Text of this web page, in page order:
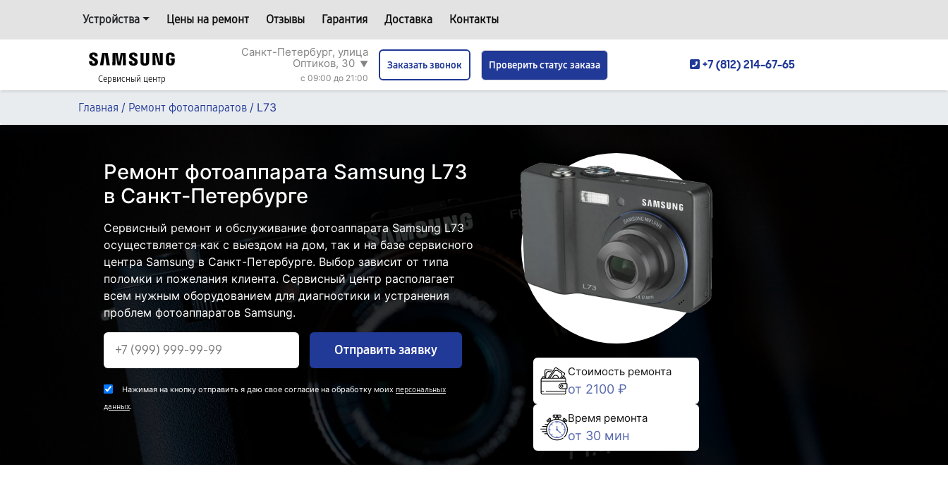
Устройства Цены на ремонт Отзывы Гарантия Доставка Контакты
Сервисный центр
Санкт-Петербург, улица
Оптиков, 30 ▼
c 09:00 до 21:00
Заказать звонок Проверить статус заказа +7 (812) 214-67-65
Главная / Ремонт фотоаппаратов / L73
Ремонт фотоаппарата Samsung L73
в Санкт-Петербурге
Сервисный ремонт и обслуживание фотоаппарата Samsung L73
осуществляется как с выездом на дом, так и на базе сервисного
центра Samsung в Санкт-Петербурге. Выбор зависит от типа
поломки и пожелания клиента. Сервисный центр располагает
всем нужным оборудованием для диагностики и устранения
проблем фотоаппаратов Samsung.
Отправить заявку
Нажимая на кнопку отправить я даю свое согласие на обработку моих персональных
данных.
Стоимость ремонта
от 2100 ₽
Время ремонта
от 30 мин